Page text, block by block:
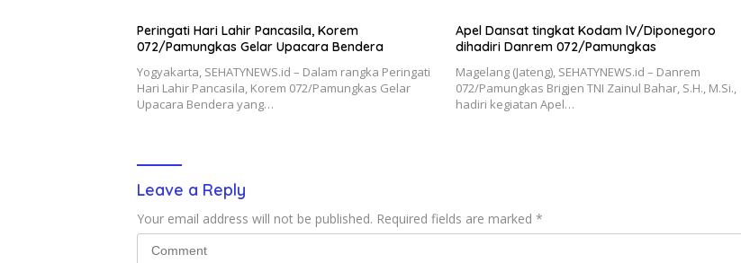
Peringati Hari Lahir Pancasila, Korem
072/Pamungkas Gelar Upacara Bendera
Yogyakarta, SEHATYNEWS.id – Dalam rangka Peringati
Hari Lahir Pancasila, Korem 072/Pamungkas Gelar
Upacara Bendera yang…
Apel Dansat tingkat Kodam lV/Diponegoro
dihadiri Danrem 072/Pamungkas
Magelang (Jateng), SEHATYNEWS.id – Danrem
072/Pamungkas Brigjen TNI Zainul Bahar, S.H., M.Si.,
hadiri kegiatan Apel…
Leave a Reply
Your email address will not be published. Required fields are marked *